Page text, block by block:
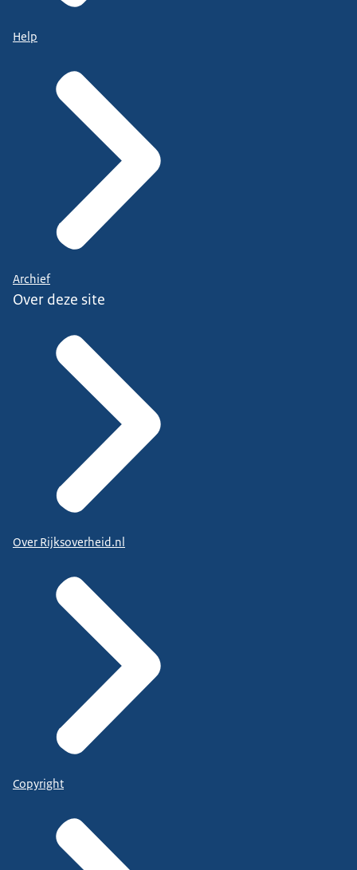
Help
Archief
Over deze site
Over Rijksoverheid.nl
Copyright